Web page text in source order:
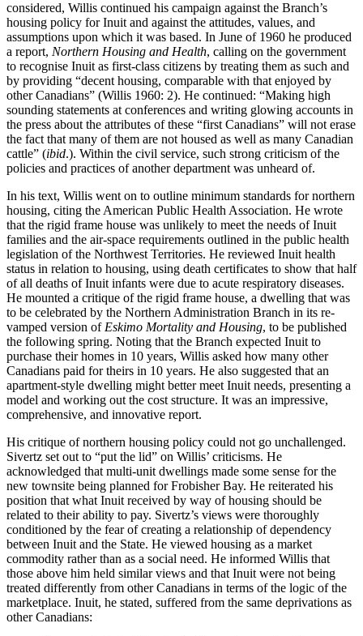
considered, Willis continued his campaign against the Branch’s
housing policy for Inuit and against the attitudes, values, and
assumptions upon which it was based. In June of 1960 he produced
a report, Northern Housing and Health, calling on the government
to recognise Inuit as first-class citizens by treating them as such and
by providing “decent housing, comparable with that enjoyed by
other Canadians” (Willis 1960: 2). He continued: “Making high
sounding statements at conferences and writing glowing accounts in
the press about the attributes of these “first Canadians” will not erase
the fact that many of them are not housed as well as many Canadian
cattle” (ibid.). Within the civil service, such strong criticism of the
policies and practices of another department was unheard of.
In his text, Willis went on to outline minimum standards for northern
housing, citing the American Public Health Association. He wrote
that the rigid frame house was unlikely to meet the needs of Inuit
families and the air-space requirements outlined in the public health
legislation of the Northwest Territories. He reviewed Inuit health
status in relation to housing, using death certificates to show that half
of all deaths of Inuit infants were due to acute respiratory diseases.
He mounted a critique of the rigid frame house, a dwelling that was
to be celebrated by the Northern Administration Branch in its re-
vamped version of Eskimo Mortality and Housing, to be published
the following spring. Noting that the Branch expected Inuit to
purchase their homes in 10 years, Willis asked how many other
Canadians paid for theirs in 10 years. He also suggested that an
apartment-style dwelling might better meet Inuit needs, presenting a
model and working out the cost structure. It was an impressive,
comprehensive, and innovative report.
His critique of northern housing policy could not go unchallenged.
Sivertz set out to “put the lid” on Willis’ criticisms. He
acknowledged that multi-unit dwellings made some sense for the
new townsite being planned for Frobisher Bay. He reiterated his
position that what Inuit received by way of housing should be
related to their ability to pay. Sivertz’s views were thoroughly
conditioned by the fear of creating a relationship of dependency
between Inuit and the State. He viewed housing as a market
commodity rather than as a social need. He informed Willis that
those above him held similar views and that Inuit were not being
treated differently from other Canadians in terms of the logic of the
marketplace. Inuit, he stated, suffered from the same deprivations as
other Canadians: